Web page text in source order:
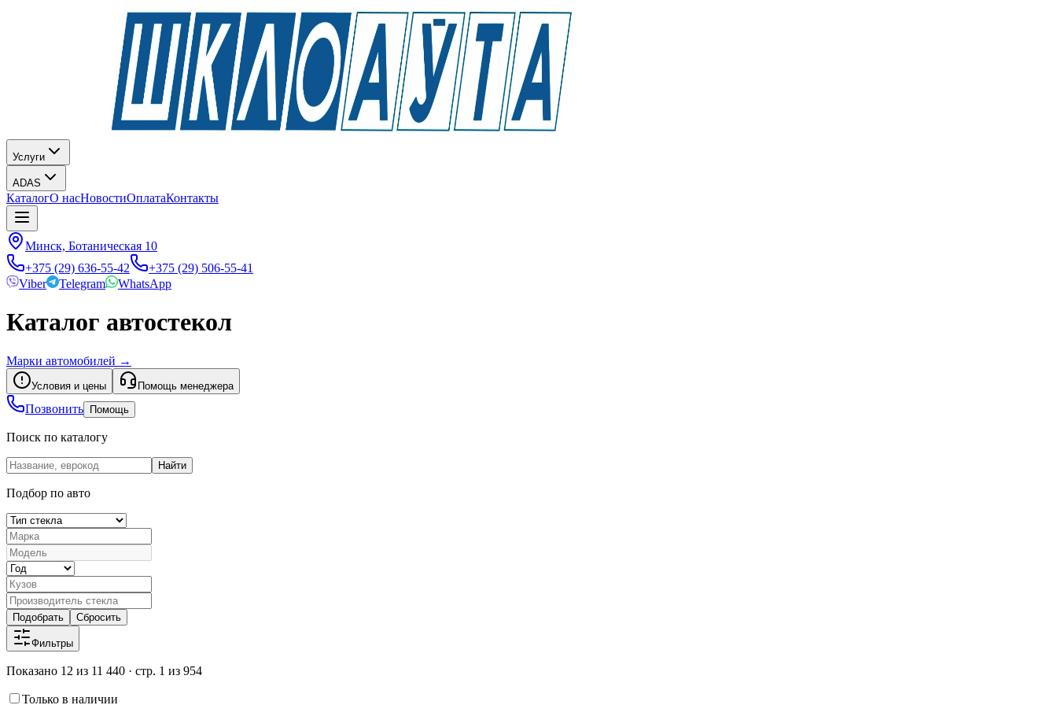
Услуги
ADAS
КаталогО насНовостиОплатаКонтакты
Минск, Ботаническая 10
+375 (29) 636-55-42
+375 (29) 506-55-41
Viber
Telegram WhatsApp
Каталог автостекол
Марки автомобилей →
Условия и цены Помощь менеджера
Позвонить Помощь
Поиск по каталогу
Найти
Подбор по авто
Подобрать Сбросить
Фильтры
Показано 12 из 11 440 · стр. 1 из 954
Только в наличии